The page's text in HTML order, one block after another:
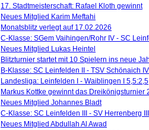
17. Stadtmeisterschaft: Rafael Kloth gewinnt
Neues Mitglied Karim Meftahi
Monatsblitz verlegt auf 17.02.2026
C-Klasse: SGem Vaihingen/Rohr IV - SC
Neues Mitglied Lukas Heintel
Blitzturnier startet mit 10 Spielern ins neue
B-Klasse: SC Leinfelden II - TSV Schönaich
Landesliga: Leinfelden I - Waiblingen I 5,5:2,5
Markus Kottke gewinnt das Dreikönigsturnier
Neues Mitglied Johannes Bladt
C-Klasse: SC Leinfelden III - SV Herrenberg
Neues Mitglied Abdullah Al Awad